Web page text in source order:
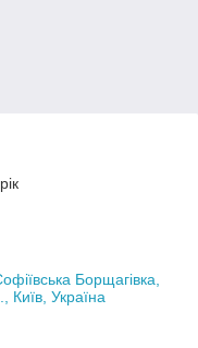
Борщагівка,
Київ, Україна